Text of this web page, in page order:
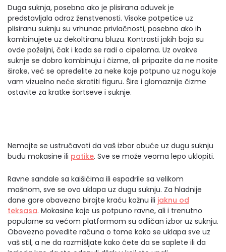
Duga suknja, posebno ako je plisirana oduvek je
predstavljala odraz ženstvenosti. Visoke potpetice uz
plisiranu suknju su vrhunac privlačnosti, posebno ako ih
kombinujete uz dekoltiranu bluzu. Kontrasti jakih boja su
ovde poželjni, čak i kada se radi o cipelama. Uz ovakve
suknje se dobro kombinuju i čizme, ali pripazite da ne nosite
široke, već se opredelite za neke koje potpuno uz nogu koje
vam vizuelno neće skratiti figuru. Šire i glomaznije čizme
ostavite za kratke šortseve i suknje.
Nemojte se ustručavati da vaš izbor obuće uz dugu suknju
budu mokasine ili patike. Sve se može veoma lepo uklopiti.
Ravne sandale sa kaišićima ili espadrile sa velikom
mašnom, sve se ovo uklapa uz dugu suknju. Za hladnije
dane gore obavezno birajte kraću kožnu ili jaknu od
teksasa. Mokasine koje us potpuno ravne, ali i trenutno
popularne sa većom platformom su odličan izbor uz suknju.
Obavezno povedite računa o tome kako se uklapa sve uz
vaš stil, a ne da razmišljate kako ćete da se saplete ili da